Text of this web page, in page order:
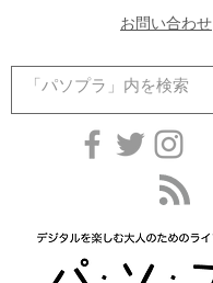
お問い合わせ